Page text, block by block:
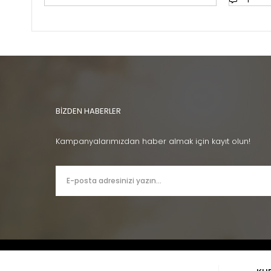
BİZDEN HABERLER
Kampanyalarımızdan haber almak için kayıt olun!